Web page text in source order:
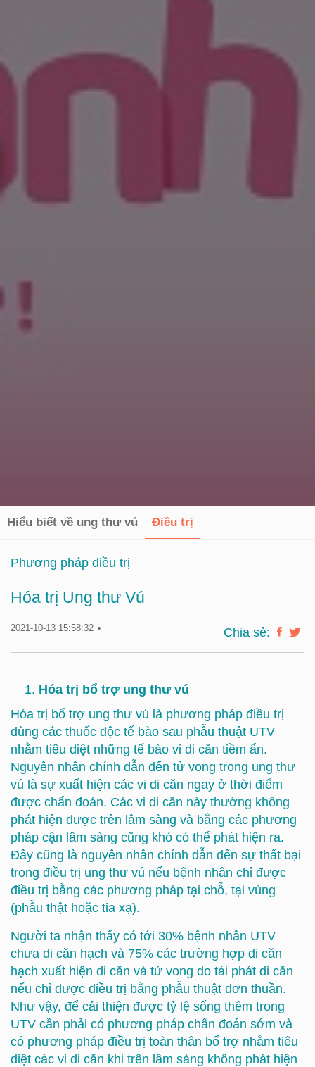
Hiểu biết về ung thư vú Điều trị
Phương pháp điều trị
Hóa trị Ung thư Vú
2021-10-13 15:58:32 Chia sẻ:
Hóa trị bổ trợ ung thư vú
Hóa trị bổ trợ ung thư vú là phương pháp điều trị
dùng các thuốc độc tế bào sau phẫu thuật UTV
nhằm tiêu diệt những tế bào vi di căn tiềm ẩn.
Nguyên nhân chính dẫn đến tử vong trong ung thư
vú là sự xuất hiện các vi di căn ngay ở thời điểm
được chẩn đoán. Các vi di căn này thường không
phát hiện được trên lâm sàng và bằng các phương
pháp cận lâm sàng cũng khó có thể phát hiện ra.
Đây cũng là nguyên nhân chính dẫn đến sự thất bại
trong điều trị ung thư vú nếu bệnh nhân chỉ được
điều trị bằng các phương pháp tại chỗ, tại vùng
(phẫu thật hoặc tia xạ).
Người ta nhận thấy có tới 30% bệnh nhân UTV
chưa di căn hạch và 75% các trường hợp di căn
hạch xuất hiện di căn và tử vong do tái phát di căn
nếu chỉ được điều trị bằng phẫu thuật đơn thuần.
Như vậy, để cải thiện được tỷ lệ sống thêm trong
UTV cần phải có phương pháp chẩn đoán sớm và
có phương pháp điều trị toàn thân bổ trợ nhằm tiêu
diệt các vi di căn khi trên lâm sàng không phát hiện